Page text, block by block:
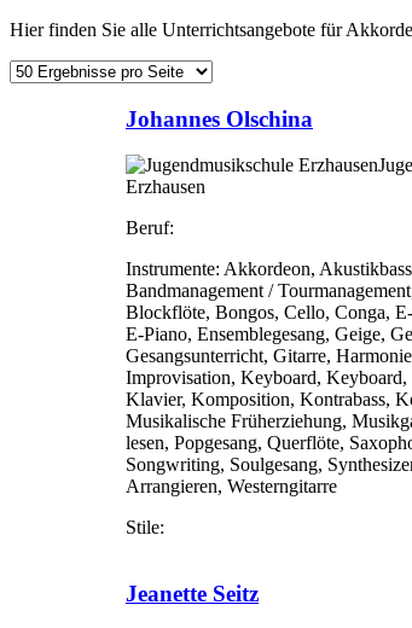
Hier finden Sie alle Unterrichtsangebote für
Johannes Olschina
Erzhausen
Beruf:
Instrumente: Akkordeon,
Bandmanagement /
Blockflöte, Bongos, Cello, Conga,
E-Piano, Ensemblegesang, Geige,
Gesangsunterricht, Gitarre,
Improvisation, Keyboard, Keyboard,
Klavier, Komposition, Kontrabass,
Musikalische Früherziehung,
lesen, Popgesang, Querflöte,
Songwriting, Soulgesang,
Arrangieren, Westerngitarre
Stile:
Jeanette Seitz